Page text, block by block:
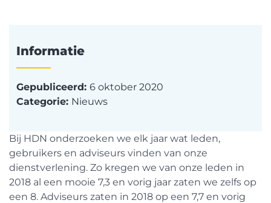
Informatie
Gepubliceerd: 6 oktober 2020
Categorie: Nieuws
Bij HDN onderzoeken we elk jaar wat leden,
gebruikers en adviseurs vinden van onze
dienstverlening. Zo kregen we van onze leden in
2018 al een mooie 7,3 en vorig jaar zaten we zelfs op
een 8. Adviseurs zaten in 2018 op een 7,7 en vorig